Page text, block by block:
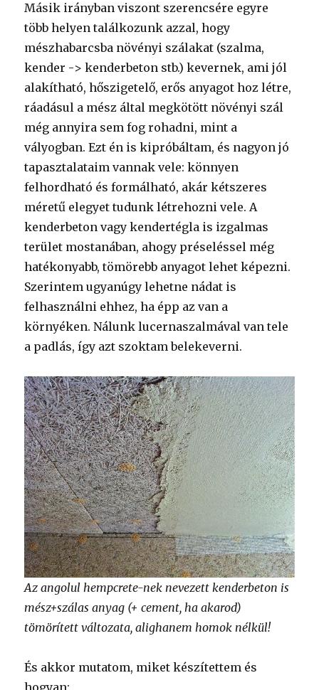
Másik irányban viszont szerencsére egyre
több helyen találkozunk azzal, hogy
mészhabarcsba növényi szálakat (szalma,
kender -> kenderbeton stb.) kevernek, ami jól
alakítható, hőszigetelő, erős anyagot hoz létre,
ráadásul a mész által megkötött növényi szál
még annyira sem fog rohadni, mint a
vályogban. Ezt én is kipróbáltam, és nagyon jó
tapasztalataim vannak vele: könnyen
felhordható és formálható, akár kétszeres
méretű elegyet tudunk létrehozni vele. A
kenderbeton vagy kendertégla is izgalmas
terület mostanában, ahogy préseléssel még
hatékonyabb, tömörebb anyagot lehet képezni.
Szerintem ugyanúgy lehetne nádat is
felhasználni ehhez, ha épp az van a
környéken. Nálunk lucernaszalmával van tele
a padlás, így azt szoktam belekeverni.
Az angolul hempcrete-nek nevezett kenderbeton is
mész+szálas anyag (+ cement, ha akarod)
tömörített változata, alighanem homok nélkül!
És akkor mutatom, miket készítettem és